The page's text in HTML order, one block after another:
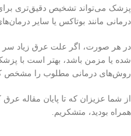
پزشک می‌تواند تشخیص دقیق‌تری
درمانی مانند بوتاکس یا سایر
در هر صورت، اگر علت عرق زیاد
شده یا مزمن باشد، بهتر است با
روش‌های درمانی مطلوب را مشخص
از شما عزیزان که تا پایان مقاله
همراه بودید، متشکریم.